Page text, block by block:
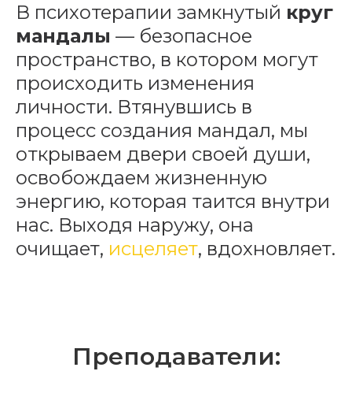
В психотерапии замкнутый круг
мандалы — безопасное
пространство, в котором могут
происходить изменения
личности. Втянувшись в
процесс создания мандал, мы
открываем двери своей души,
освобождаем жизненную
энергию, которая таится внутри
нас. Выходя наружу, она
очищает, исцеляет, вдохновляет.
Преподаватели: